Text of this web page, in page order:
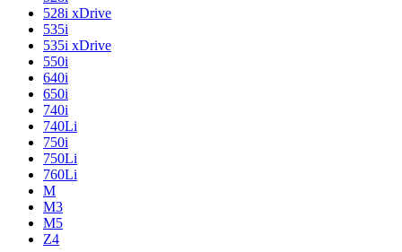
528i xDrive
535i
535i xDrive
550i
640i
650i
740i
740Li
750i
750Li
760Li
M
M3
M5
Z4